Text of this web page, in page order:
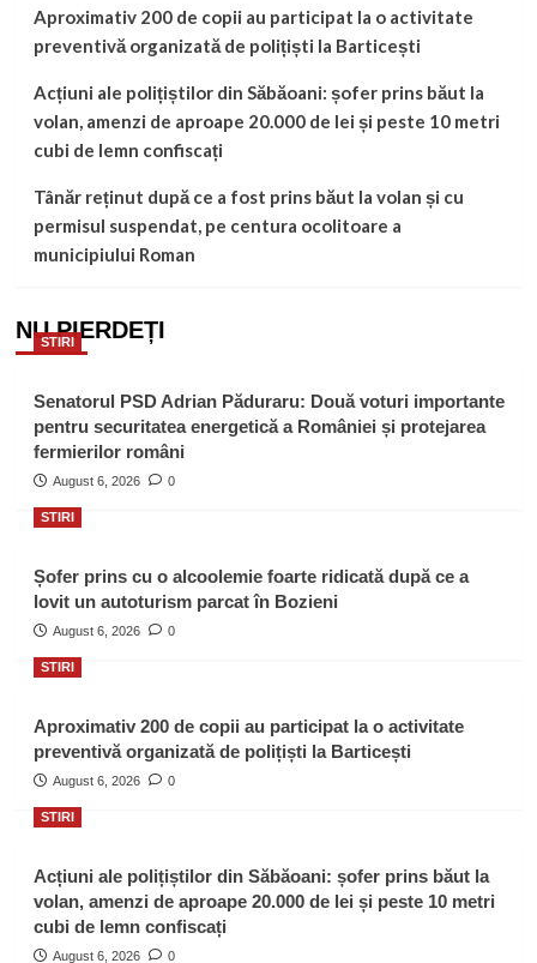
Aproximativ 200 de copii au participat la o activitate
preventivă organizată de polițiști la Barticești
Acțiuni ale polițiștilor din Săbăoani: șofer prins băut la
volan, amenzi de aproape 20.000 de lei și peste 10 metri
cubi de lemn confiscați
Tânăr reținut după ce a fost prins băut la volan și cu
permisul suspendat, pe centura ocolitoare a
municipiului Roman
NU PIERDEȚI
STIRI
Senatorul PSD Adrian Păduraru: Două voturi importante
pentru securitatea energetică a României și protejarea
fermierilor români
August 6, 2026 0
STIRI
Șofer prins cu o alcoolemie foarte ridicată după ce a
lovit un autoturism parcat în Bozieni
August 6, 2026 0
STIRI
Aproximativ 200 de copii au participat la o activitate
preventivă organizată de polițiști la Barticești
August 6, 2026 0
STIRI
Acțiuni ale polițiștilor din Săbăoani: șofer prins băut la
volan, amenzi de aproape 20.000 de lei și peste 10 metri
cubi de lemn confiscați
August 6, 2026 0